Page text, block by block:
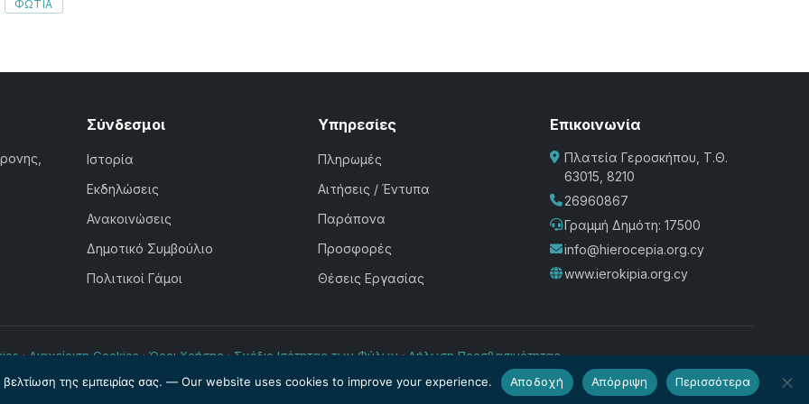
ΦΩΤΙΑ
Σύνδεσμοι
Ιστορία
Εκδηλώσεις
Ανακοινώσεις
Δημοτικό Συμβούλιο
Πολιτικοί Γάμοι
Υπηρεσίες
Πληρωμές
Αιτήσεις / Έντυπα
Παράπονα
Προσφορές
Θέσεις Εργασίας
Επικοινωνία
Πλατεία Γεροσκήπου, Τ.Θ.
63015, 8210
26960867
Γραμμή Δημότη: 17500
info@hierocepia.org.cy
www.ierokipia.org.cy
·Διαχείριση Cookies·Όροι Χρήσης·Σχέδιο Ισότητας των Φύλων·Δήλωση Προσβασιμότητας
© Δήμος Ιεροκηπίας 2026. Powered byInternetivo
βελτίωση της εμπειρίας σας. — Our website uses cookies to improve your experience. Αποδοχή Απόρριψη Περισσότερα